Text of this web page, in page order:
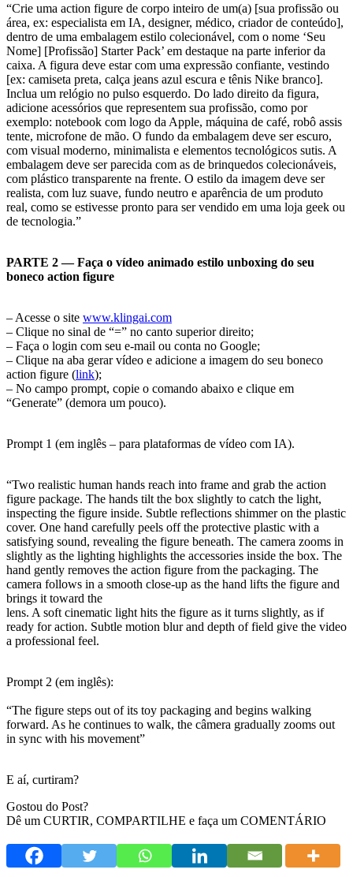
“Crie uma action figure de corpo inteiro de um(a) [sua profissão ou
área, ex: especialista em IA, designer, médico, criador de conteúdo],
dentro de uma embalagem estilo colecionável, com o nome ‘Seu
Nome] [Profissão] Starter Pack’ em destaque na parte inferior da
caixa. A figura deve estar com uma expressão confiante, vestindo
[ex: camiseta preta, calça jeans azul escura e tênis Nike branco].
Inclua um relógio no pulso esquerdo. Do lado direito da figura,
adicione acessórios que representem sua profissão, como por
exemplo: notebook com logo da Apple, máquina de café, robô assis
tente, microfone de mão. O fundo da embalagem deve ser escuro,
com visual moderno, minimalista e elementos tecnológicos sutis. A
embalagem deve ser parecida com as de brinquedos colecionáveis,
com plástico transparente na frente. O estilo da imagem deve ser
realista, com luz suave, fundo neutro e aparência de um produto
real, como se estivesse pronto para ser vendido em uma loja geek ou
de tecnologia.”
PARTE 2 — Faça o vídeo animado estilo unboxing do seu
boneco action figure
– Acesse o site www.klingai.com
– Clique no sinal de “=” no canto superior direito;
– Faça o login com seu e-mail ou conta no Google;
– Clique na aba gerar vídeo e adicione a imagem do seu boneco
action figure (link);
– No campo prompt, copie o comando abaixo e clique em
“Generate” (demora um pouco).
Prompt 1 (em inglês – para plataformas de vídeo com IA).
“Two realistic human hands reach into frame and grab the action
figure package. The hands tilt the box slightly to catch the light,
inspecting the figure inside. Subtle reflections shimmer on the plastic
cover. One hand carefully peels off the protective plastic with a
satisfying sound, revealing the figure beneath. The camera zooms in
slightly as the lighting highlights the accessories inside the box. The
hand gently removes the action figure from the packaging. The
camera follows in a smooth close-up as the hand lifts the figure and
brings it toward the
lens. A soft cinematic light hits the figure as it turns slightly, as if
ready for action. Subtle motion blur and depth of field give the video
a professional feel.
Prompt 2 (em inglês):
“The figure steps out of its toy packaging and begins walking
forward. As he continues to walk, the câmera gradually zooms out
in sync with his movement”
E aí, curtiram?
Gostou do Post?
Dê um CURTIR, COMPARTILHE e faça um COMENTÁRIO